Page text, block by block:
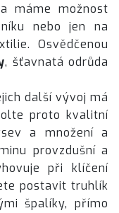
máme možnost
nebo jen na
Osvědčenou
, šťavnatá odrůda
další vývoj má
proto kvalitní
a množení a
provzdušní a
při klíčení
postavit truhlík
špalíky, přímo